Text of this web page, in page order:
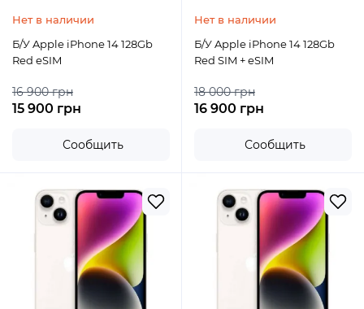
Нет в наличии
Б/У Apple iPhone 14 128Gb
Red eSIM
16 900 грн
15 900 грн
Сообщить
Нет в наличии
Б/У Apple iPhone 14 128Gb
Red SIM + eSIM
18 000 грн
16 900 грн
Сообщить